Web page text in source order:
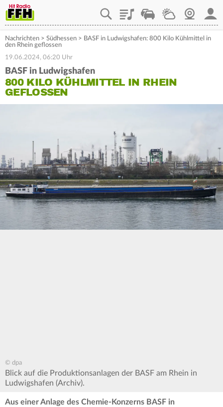
PlaylistStaupilotWetterWebcam
Nachrichten > Südhessen > BASF in Ludwigshafen: 800 Kilo Kühlmittel in
den Rhein geflossen
19.06.2024, 06:20 Uhr
BASF in Ludwigshafen
800 KILO KÜHLMITTEL IN RHEIN
GEFLOSSEN
© dpa
Blick auf die Produktionsanlagen der BASF am Rhein in
Ludwigshafen (Archiv).
Aus einer Anlage des Chemie-Konzerns BASF in